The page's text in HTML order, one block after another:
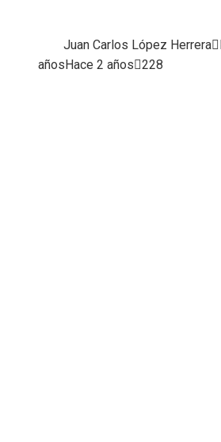
Juan Carlos López Herrera
años Hace 2 años 228